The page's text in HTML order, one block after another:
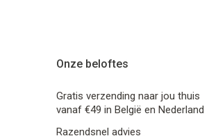
Onze beloftes
Gratis verzending naar jou thuis
vanaf €49 in België en Nederland
Razendsnel advies